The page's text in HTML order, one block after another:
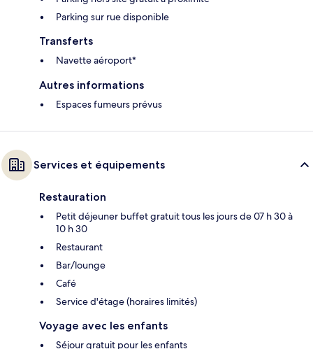
Parking sur rue disponible
Transferts
Navette aéroport*
Autres informations
Espaces fumeurs prévus
Services et équipements
Restauration
Petit déjeuner buffet gratuit tous les jours de 07 h 30 à
10 h 30
Restaurant
Bar/lounge
Café
Service d'étage (horaires limités)
Voyage avec les enfants
Séjour gratuit pour les enfants